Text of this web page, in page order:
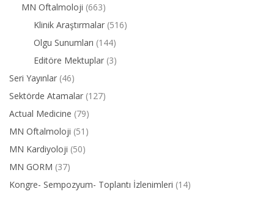
MN Oftalmoloji (663)
Klinik Araştırmalar (516)
Olgu Sunumları (144)
Editöre Mektuplar (3)
Seri Yayınlar (46)
Sektörde Atamalar (127)
Actual Medicine (79)
MN Oftalmoloji (51)
MN Kardiyoloji (50)
MN GORM (37)
Kongre- Sempozyum- Toplantı İzlenimleri (14)